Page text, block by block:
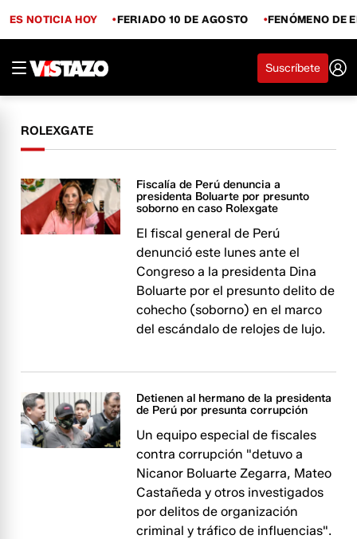
ES NOTICIA HOY FERIADO 10 DE AGOSTO FENÓMENO DE
Suscríbete
ROLEXGATE
Fiscalía de Perú denuncia a
presidenta Boluarte por presunto
soborno en caso Rolexgate
El fiscal general de Perú
denunció este lunes ante el
Congreso a la presidenta Dina
Boluarte por el presunto delito de
cohecho (soborno) en el marco
del escándalo de relojes de lujo.
Detienen al hermano de la presidenta
de Perú por presunta corrupción
Un equipo especial de fiscales
contra corrupción "detuvo a
Nicanor Boluarte Zegarra, Mateo
Castañeda y otros investigados
por delitos de organización
criminal y tráfico de influencias".